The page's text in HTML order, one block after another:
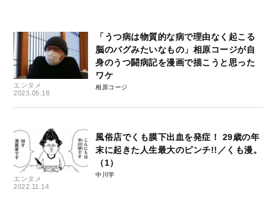
エンタメ
2023.05.18
「うつ病は物質的な病で理由なく起こる
脳のバグみたいなもの」相原コージが自
身のうつ闘病記を漫画で描こうと思った
ワケ
相原コージ
エンタメ
2022.11.14
風俗店でくも膜下出血を発症！ 29歳の年
末に起きた人生最大のピンチ!!／くも漫。
（1）
中川学